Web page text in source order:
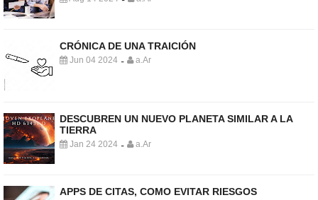
CRÓNICA DE UNA TRAICIÓN
Jun 04 2024 - a.Ar
DESCUBREN UN NUEVO PLANETA SIMILAR A LA
TIERRA
Jan 24 2024 - a.Ar
APPS DE CITAS, COMO EVITAR RIESGOS